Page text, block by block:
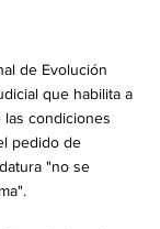
de Evolución
que habilita a
condiciones
pedido de
"no se